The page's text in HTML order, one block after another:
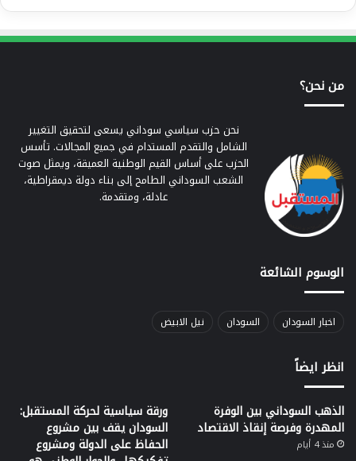
من نحن؟
نحن حزب سياسي سوداني يسعى لتحقيق التغيير
الشامل والتقدم المستدام في جميع المجالات. تأسس
الحزب على أساس القيم الوطنية العميقة، ويمثل صوت
الشعب السوداني الطامح إلى بناء دولة ديمقراطية،
عادلة، ومتقدمة.
الوسوم الشائعة
اخبار السودان السودان نيل الابيض
انظر ايضاً
الذهب السوداني بين الوفرة
المهدرة وفرصة إنقاذ الاقتصاد
منذ 4 أيام
ورقة سياسية لحركة المستقبل:
السودان يقف بين مشروع
الحفاظ على الدولة ومشروع